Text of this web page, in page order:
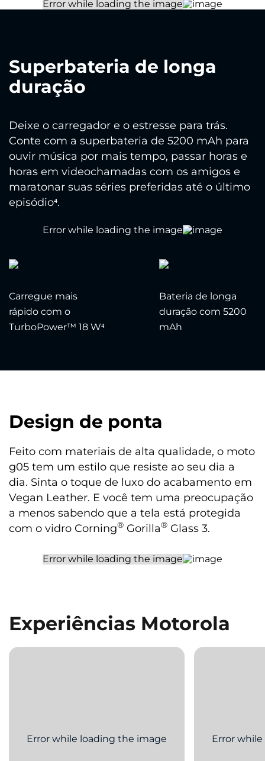
Superbateria de longa
duração
Deixe o carregador e o estresse para trás.
Conte com a superbateria de 5200 mAh para
ouvir música por mais tempo, passar horas e
horas em videochamadas com os amigos e
maratonar suas séries preferidas até o último
episódio⁴.
Carregue mais
rápido com o
TurboPower™ 18 W⁴
Bateria de longa
duração com 5200
mAh
Design de ponta
Feito com materiais de alta qualidade, o moto
g05 tem um estilo que resiste ao seu dia a
dia. Sinta o toque de luxo do acabamento em
Vegan Leather. E você tem uma preocupação
a menos sabendo que a tela está protegida
com o vidro Corning® Gorilla® Glass 3.
Experiências Motorola